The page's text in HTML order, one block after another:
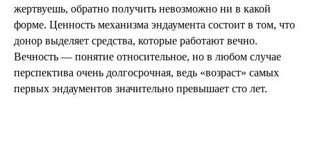
жертвуешь, обратно получить невозможно ни в какой
форме. Ценность механизма эндаумента состоит в том, что
донор выделяет средства, которые работают вечно.
Вечность — понятие относительное, но в любом случае
перспектива очень долгосрочная, ведь «возраст» самых
первых эндаументов значительно превышает сто лет.